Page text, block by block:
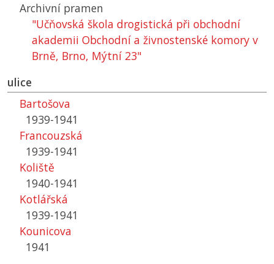
Archivní pramen
"Učňovská škola drogistická při obchodní
akademii Obchodní a živnostenské komory v
Brně, Brno, Mýtní 23"
ulice
Bartošova
1939-1941
Francouzská
1939-1941
Koliště
1940-1941
Kotlářská
1939-1941
Kounicova
1941